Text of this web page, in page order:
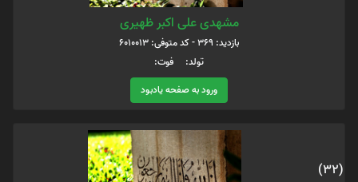
مشهدی علی اکبر ظهیری
بازدید: 369 - کد متوفی: 6010013
تولد: فوت:
ورود به صفحه یادبود
(32)